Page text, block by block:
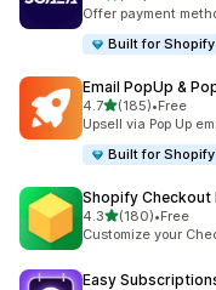
Offer payment
Built for Shopify
Email PopUp &
4.75つ星中
(185)
合計レビュー数：185件
•Free
Upsell via Pop Up
Built for Shopify
Shopify Checkout
4.35つ星中
(180)
合計レビュー数：180
•Free
Customize your
Easy